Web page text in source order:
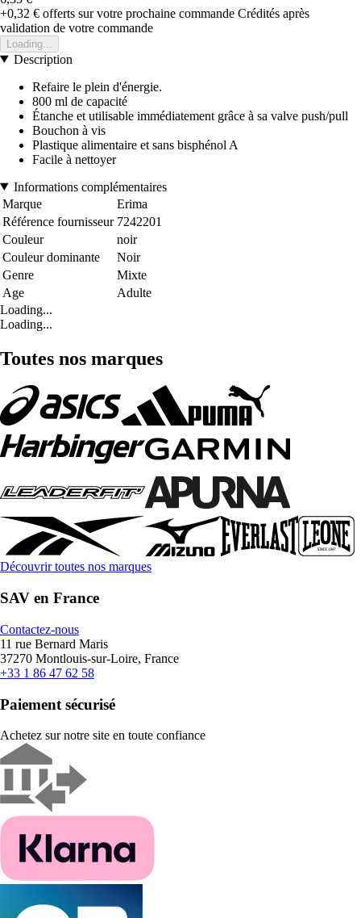
+0,32 € offerts sur votre prochaine commande Crédités après
validation de votre commande
Loading...
Description
Refaire le plein d'énergie.
800 ml de capacité
Étanche et utilisable immédiatement grâce à sa valve push/pull
Bouchon à vis
Plastique alimentaire et sans bisphénol A
Facile à nettoyer
Informations complémentaires
Marque
Erima
Référence fournisseur 7242201
Couleur
noir
Couleur dominante
Noir
Genre
Mixte
Age
Adulte
Loading...
Loading...
Toutes nos marques
Découvrir toutes nos marques
SAV en France
Contactez-nous
11 rue Bernard Maris
37270 Montlouis-sur-Loire, France
+33 1 86 47 62 58
Paiement sécurisé
Achetez sur notre site en toute confiance